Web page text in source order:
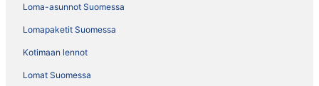
Loma-asunnot Suomessa
Lomapaketit Suomessa
Kotimaan lennot
Lomat Suomessa